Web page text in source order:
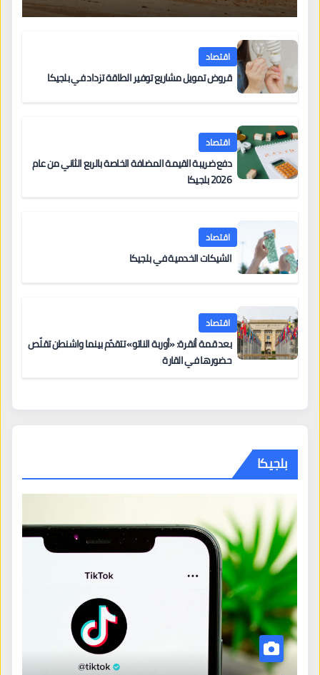
اقتصاد
قروض تمويل مشاريع توفير الطاقة تزداد في بلجيكا
اقتصاد
دفع ضريبة القيمة المضافة الخاصة بالربع الثاني من عام
2026 بلجيكا
اقتصاد
الشيكات الخدمية في بلجيكا
اقتصاد
بعد قمة أنقرة: «أوربة الناتو» تتقدّم بينما واشنطن تقلّص
حضورها في القارة
بلجيكا